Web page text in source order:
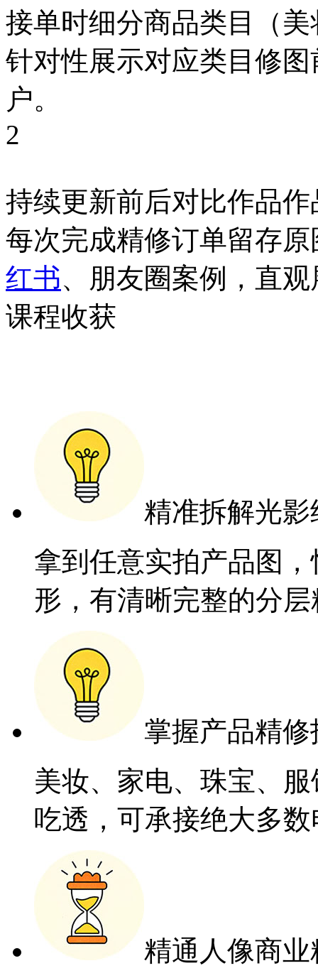
接单时细分商品类目（
针对性展示对应类目修
户。
2
持续更新前后对比作品作
每次完成精修订单留存
红书、朋友圈案例，直
课程收获
精准拆解光影
拿到任意实拍产品图
形，有清晰完整的分
掌握产品精修
美妆、家电、珠宝、
吃透，可承接绝大多
精通人像商业